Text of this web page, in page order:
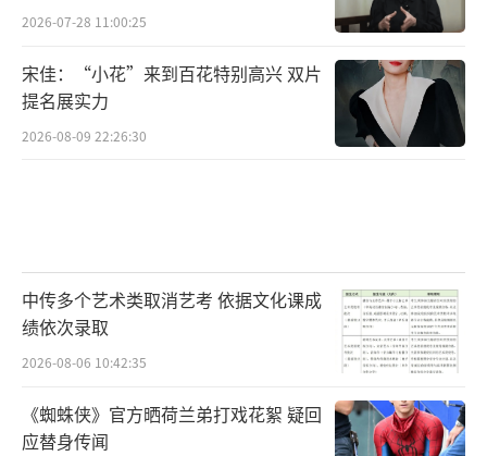
2026-07-28 11:00:25
宋佳：“小花”来到百花特别高兴 双片
提名展实力
2026-08-09 22:26:30
中传多个艺术类取消艺考 依据文化课成
绩依次录取
2026-08-06 10:42:35
《蜘蛛侠》官方晒荷兰弟打戏花絮 疑回
应替身传闻